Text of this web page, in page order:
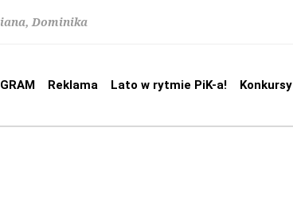
Dominika
Reklama Lato w rytmie PiK-a! Konkursy